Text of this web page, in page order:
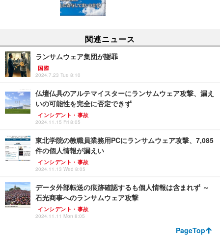
関連ニュース
ランサムウェア集団が謝罪
国際
2024.7.23 Tue 8:10
仏壇仏具のアルテマイスターにランサムウェア攻撃、漏え
いの可能性を完全に否定できず
インシデント・事故
2024.11.15 Fri 8:05
東北学院の教職員業務用PCにランサムウェア攻撃、7,085
件の個人情報が漏えい
インシデント・事故
2024.11.13 Wed 8:05
データ外部転送の痕跡確認するも個人情報は含まれず ～
石光商事へのランサムウェア攻撃
インシデント・事故
2024.11.11 Mon 8:05
PageTop